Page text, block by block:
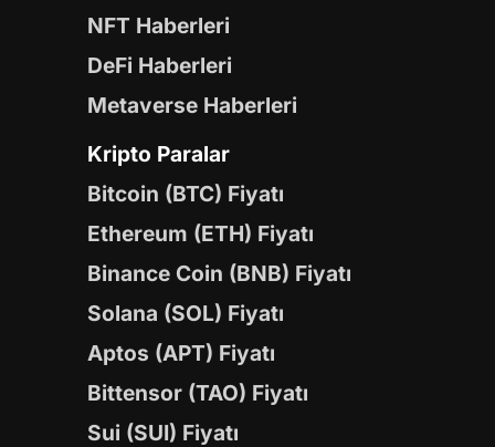
NFT Haberleri
DeFi Haberleri
Metaverse Haberleri
Kripto Paralar
Bitcoin (BTC) Fiyatı
Ethereum (ETH) Fiyatı
Binance Coin (BNB) Fiyatı
Solana (SOL) Fiyatı
Aptos (APT) Fiyatı
Bittensor (TAO) Fiyatı
Sui (SUI) Fiyatı